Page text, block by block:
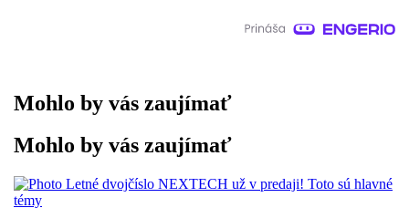
Mohlo by vás zaujímať
Mohlo by vás zaujímať